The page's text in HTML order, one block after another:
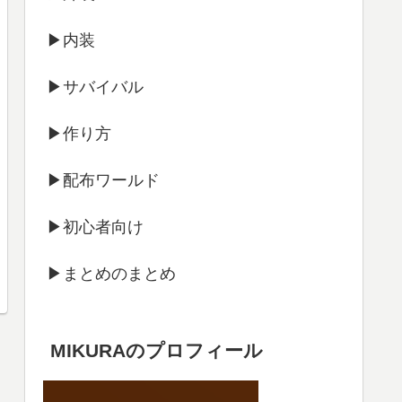
▶内装
▶サバイバル
▶作り方
▶配布ワールド
▶初心者向け
▶まとめのまとめ
MIKURAのプロフィール